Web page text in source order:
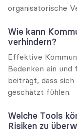
organisatorische
Wie kann
verhindern?
Effektive
Bedenken ein und
beiträgt, dass
geschätzt fühlen.
Welche Tools
Risiken zu